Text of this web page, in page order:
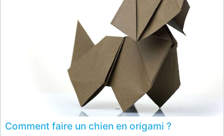
Comment faire un chien en origami ?